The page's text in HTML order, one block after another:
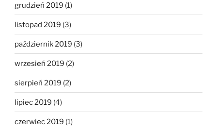
grudzień 2019 (1)
listopad 2019 (3)
październik 2019 (3)
wrzesień 2019 (2)
sierpień 2019 (2)
lipiec 2019 (4)
czerwiec 2019 (1)